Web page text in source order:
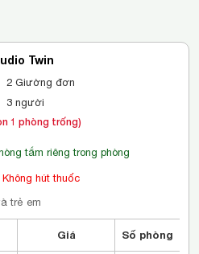
Twin
2 Giường đơn
3 người
1 phòng trống)
tắm riêng trong phòng
Không hút thuốc
trẻ em
Giá Số phòng